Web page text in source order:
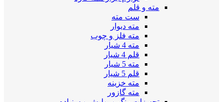
مته و قلم
ست مته
مته دیوار
مته فلز و چوب
مته 4 شیار
قلم 4 شیار
مته 5 شیار
قلم 5 شیار
مته خزینه
مته گازور